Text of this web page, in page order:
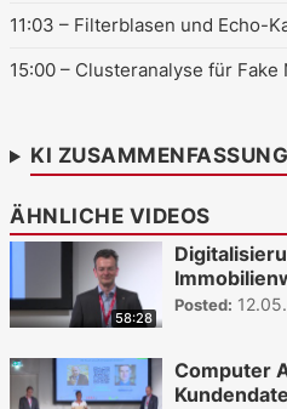
11:03 – Filterblasen und Echo-
15:00 – Clusteranalyse für Fake
KI ZUSAMMENFASSUNG
ÄHNLICHE VIDEOS
58:28
Posted:
Computer